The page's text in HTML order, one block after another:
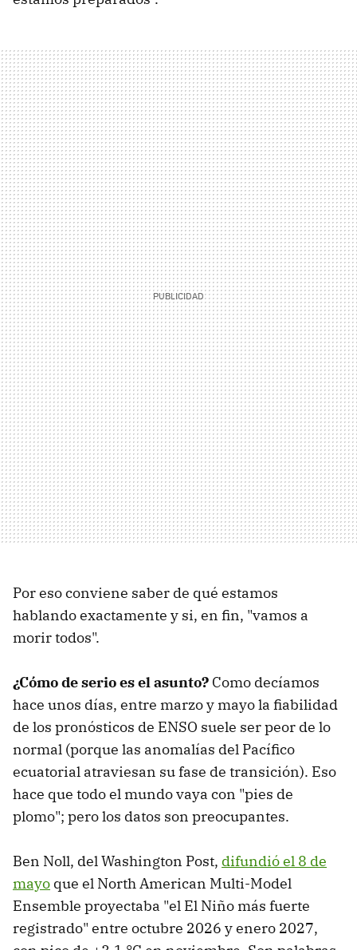
Por eso conviene saber de qué estamos
hablando exactamente y si, en fin, "vamos a
morir todos".
¿Cómo de serio es el asunto? Como decíamos
hace unos días, entre marzo y mayo la fiabilidad
de los pronósticos de ENSO suele ser peor de lo
normal (porque las anomalías del Pacífico
ecuatorial atraviesan su fase de transición). Eso
hace que todo el mundo vaya con "pies de
plomo"; pero los datos son preocupantes.
Ben Noll, del Washington Post, difundió el 8 de
mayo que el North American Multi-Model
Ensemble proyectaba "el El Niño más fuerte
registrado" entre octubre 2026 y enero 2027,